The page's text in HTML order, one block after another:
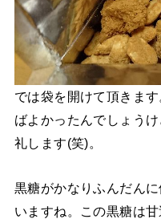
では袋を開けて頂きま
ばよかったんでしょう
礼します(笑)。
黒糖がかなりふんだん
いますね。この黒糖は